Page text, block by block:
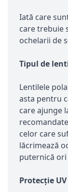
Iată care
care trebuie
ochelarii de
Tipul de
Lentilele
asta pentru
care ajunge
celor care
lăcrimează
puternică ori
Protecție UV